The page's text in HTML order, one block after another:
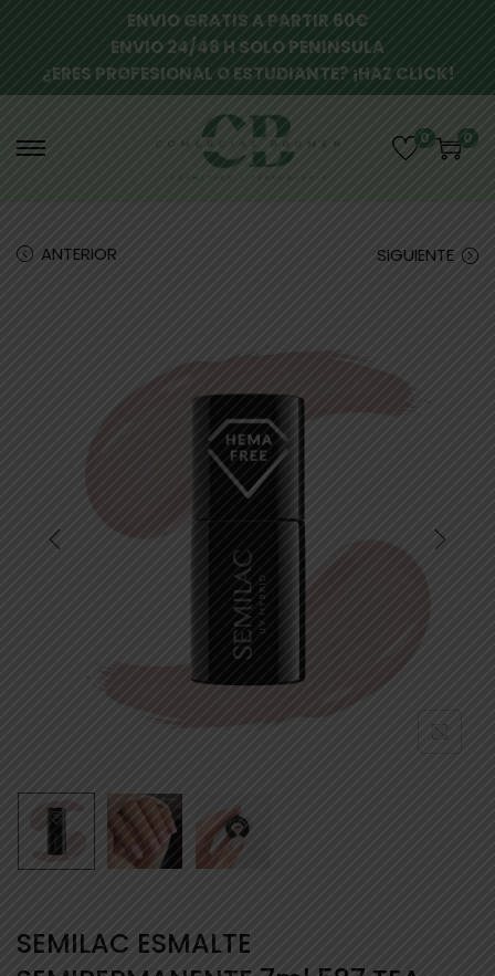
ENVIO GRATIS A PARTIR 60€
ENVIO 24/48 H SOLO PENINSULA
¿ERES PROFESIONAL O ESTUDIANTE? ¡HAZ CLICK!
0 0
ANTERIOR SIGUIENTE
SEMILAC ESMALTE